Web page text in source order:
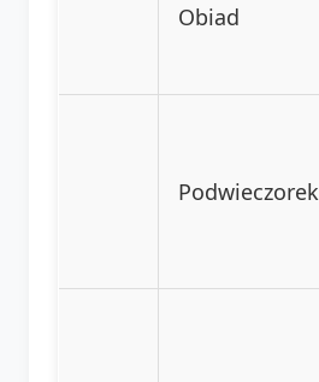
Obiad
Podwieczorek